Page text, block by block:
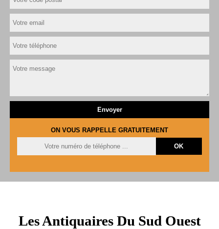
ON VOUS RAPPELLE GRATUITEMENT
Les Antiquaires Du Sud Ouest